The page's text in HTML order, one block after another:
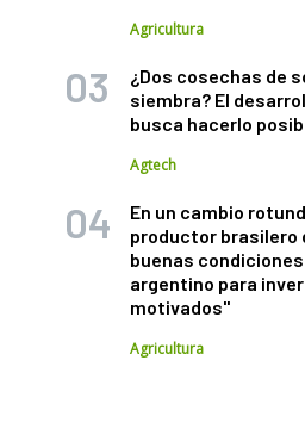
Agricultura
¿Dos cosechas de
siembra? El
busca hacerlo
Agtech
En un cambio
productor brasilero
buenas
argentino para
motivados"
Agricultura